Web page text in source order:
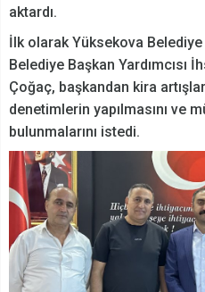
aktardı.
İlk olarak Yüksekova Belediye
Belediye Başkan Yardımcısı
Çoğaç, başkandan kira
denetimlerin yapılmasını ve
bulunmalarını istedi.